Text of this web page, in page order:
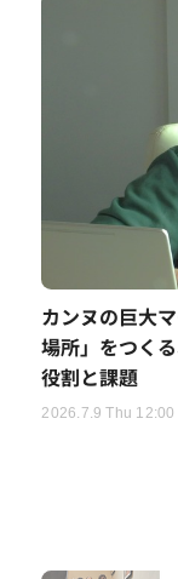
カンヌの巨大
場所」をつく
役割と課題
2026.7.9 Thu 12:00